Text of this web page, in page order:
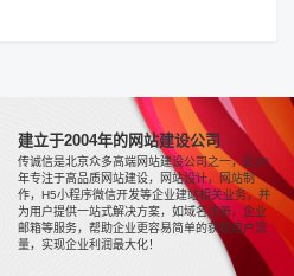
建立于2004年的网站建设公司
传诚信是北京众多高端网站建设公司之一，近20
年专注于高品质网站建设，网站设计，网站制
作，H5小程序微信开发等企业建站相关业务，并
为用户提供一站式解决方案，如域名注册，企业
邮箱等服务，帮助企业更容易简单的获取用户流
量，实现企业利润最大化！